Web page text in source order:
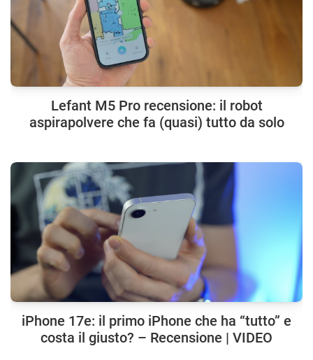
Lefant M5 Pro recensione: il robot
aspirapolvere che fa (quasi) tutto da solo
iPhone 17e: il primo iPhone che ha “tutto” e
costa il giusto? – Recensione | VIDEO